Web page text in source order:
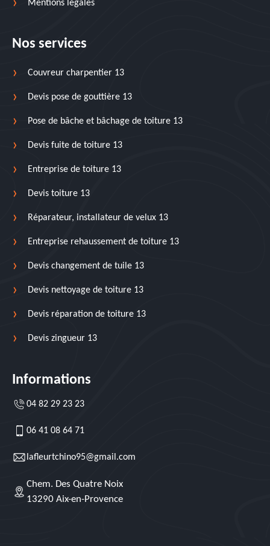
Mentions légales
Nos services
Couvreur charpentier 13
Devis pose de gouttière 13
Pose de bâche et bâchage de toiture 13
Devis fuite de toiture 13
Entreprise de toiture 13
Devis toiture 13
Réparateur, installateur de velux 13
Entreprise rehaussement de toiture 13
Devis changement de tuile 13
Devis nettoyage de toiture 13
Devis réparation de toiture 13
Devis zingueur 13
Informations
04 82 29 23 23
06 41 08 64 71
lafleurtchino95@gmail.com
Chem. Des Quatre Noix
13290 Aix-en-Provence